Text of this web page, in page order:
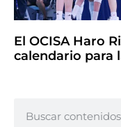
El OCISA Haro
calendario para